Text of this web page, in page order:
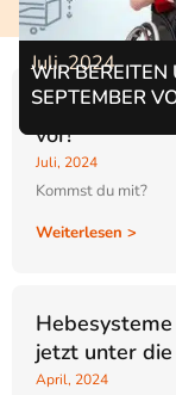
Juli, 2024
WIR BEREITEN
SEPTEMBER
Wir bereiten
vor!
Juli, 2024
Kommst du mit?
Weiterlesen >
jetzt unter
April, 2024